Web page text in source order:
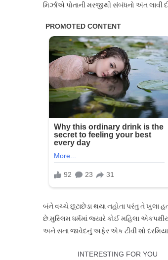
મિર્ઝાએ પોતાની મરજીથી સંબંધનો અંત લાવી
બંને વચ્ચે છૂટાછેડા થયા નહોતા પરંતુ તે ખુલા
છે.મુસ્લિમ ધર્મમાં જ્યારે કોઈ મહિલા
અને સના જાવેદનું અફેર એક ટીવી શો